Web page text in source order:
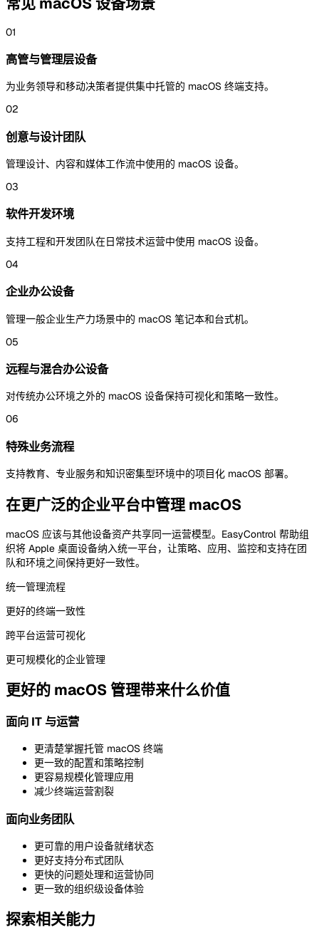
01
高管与管理层设备
为业务领导和移动决策者提供集中托管的 macOS 终端支持。
02
创意与设计团队
管理设计、内容和媒体工作流中使用的 macOS 设备。
03
软件开发环境
支持工程和开发团队在日常技术运营中使用 macOS 设备。
04
企业办公设备
管理一般企业生产力场景中的 macOS 笔记本和台式机。
05
远程与混合办公设备
对传统办公环境之外的 macOS 设备保持可视化和策略一致性。
06
特殊业务流程
支持教育、专业服务和知识密集型环境中的项目化 macOS 部署。
在更广泛的企业平台中管理 macOS
macOS 应该与其他设备资产共享同一运营模型。EasyControl 帮助组
织将 Apple 桌面设备纳入统一平台，让策略、应用、监控和支持在团
队和环境之间保持更好一致性。
统一管理流程
更好的终端一致性
跨平台运营可视化
更可规模化的企业管理
更好的 macOS 管理带来什么价值
面向 IT 与运营
更清楚掌握托管 macOS 终端
更一致的配置和策略控制
更容易规模化管理应用
减少终端运营割裂
面向业务团队
更可靠的用户设备就绪状态
更好支持分布式团队
更快的问题处理和运营协同
更一致的组织级设备体验
探索相关能力